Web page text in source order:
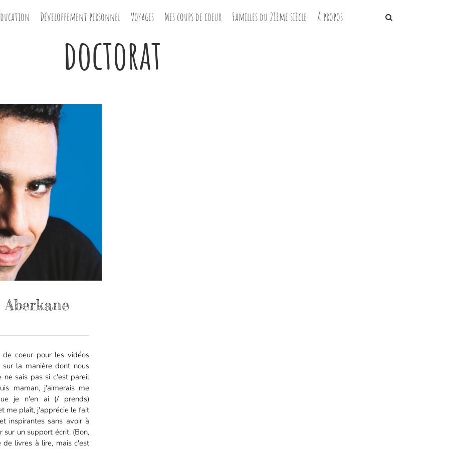
Développement personnel Voyages Mes coups de coeur Familles du 21ème siècle À propos
doctorat
coeur pour les vidéos
sur la manière dont nous
sais pas si c'est pareil
maman, j'aimerais me
je n'en ai (/ prends)
me plaît, j'apprécie le fait
inspirantes sans avoir à
un support écrit. (Bon,
livres à lire, mais c'est